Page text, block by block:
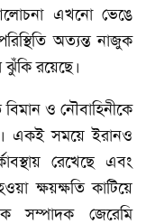
এখনো ভেঙে
অত্যন্ত নাজুক
রয়েছে।
বিমান ও নৌবাহিনীকে
একই সময়ে ইরানও
রেখেছে এবং
ক্ষয়ক্ষতি কাটিয়ে
সম্পাদক জেরেমি